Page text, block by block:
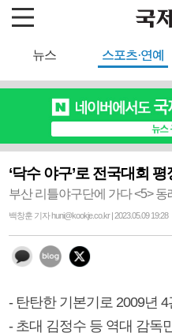
뉴스 스포츠·연예
‘닥수 야구’로 전국대회
부산 리틀야구단에 가다 <5>
백창훈 기자 huni@kookje.co.kr | 2023.05.09 19:28
- 탄탄한 기본기로 2009년 4
- 초대 김정수 등 역대 감독